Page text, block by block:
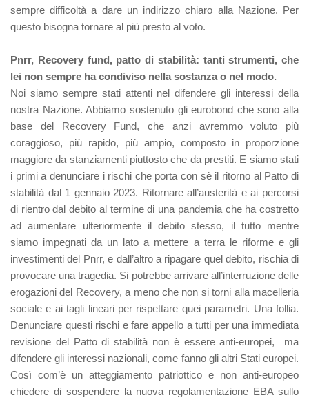
sempre difficoltà a dare un indirizzo chiaro alla Nazione. Per
questo bisogna tornare al più presto al voto.
Pnrr, Recovery fund, patto di stabilità: tanti strumenti, che
lei non sempre ha condiviso nella sostanza o nel modo.
Noi siamo sempre stati attenti nel difendere gli interessi della
nostra Nazione. Abbiamo sostenuto gli eurobond che sono alla
base del Recovery Fund, che anzi avremmo voluto più
coraggioso, più rapido, più ampio, composto in proporzione
maggiore da stanziamenti piuttosto che da prestiti. E siamo stati
i primi a denunciare i rischi che porta con sè il ritorno al Patto di
stabilità dal 1 gennaio 2023. Ritornare all’austerità e ai percorsi
di rientro dal debito al termine di una pandemia che ha costretto
ad aumentare ulteriormente il debito stesso, il tutto mentre
siamo impegnati da un lato a mettere a terra le riforme e gli
investimenti del Pnrr, e dall’altro a ripagare quel debito, rischia di
provocare una tragedia. Si potrebbe arrivare all’interruzione delle
erogazioni del Recovery, a meno che non si torni alla macelleria
sociale e ai tagli lineari per rispettare quei parametri. Una follia.
Denunciare questi rischi e fare appello a tutti per una immediata
revisione del Patto di stabilità non è essere anti-europei, ma
difendere gli interessi nazionali, come fanno gli altri Stati europei.
Così com’è un atteggiamento patriottico e non anti-europeo
chiedere di sospendere la nuova regolamentazione EBA sullo